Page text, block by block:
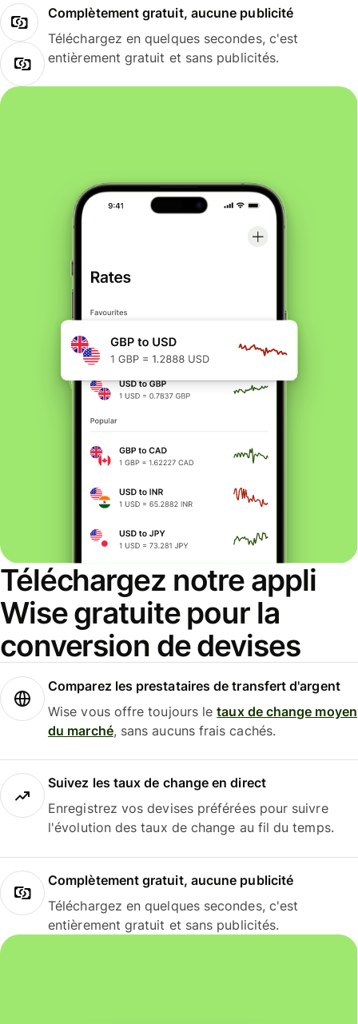
Complètement gratuit, aucune publicité
Téléchargez en quelques secondes, c'est
entièrement gratuit et sans publicités.
Téléchargez notre appli
Wise gratuite pour la
conversion de devises
Comparez les prestataires de transfert d'argent
Wise vous offre toujours letaux de change moyen
du marché, sans aucuns frais cachés.
Suivez les taux de change en direct
Enregistrez vos devises préférées pour suivre
l'évolution des taux de change au fil du temps.
Complètement gratuit, aucune publicité
Téléchargez en quelques secondes, c'est
entièrement gratuit et sans publicités.